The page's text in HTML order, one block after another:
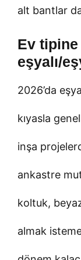
alt bantlar
Ev
eşyalı/
2026’da
kıyasla
inşa
ankastre
koltuk,
almak